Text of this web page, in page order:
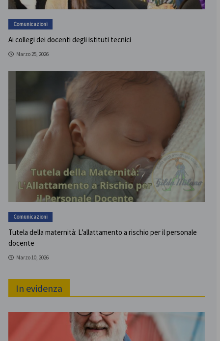
Comunicazioni
Ai collegi dei docenti degli istituti tecnici
Marzo 25, 2026
Comunicazioni
Tutela della maternità: L’allattamento a rischio per il personale
docente
Marzo 10, 2026
In evidenza